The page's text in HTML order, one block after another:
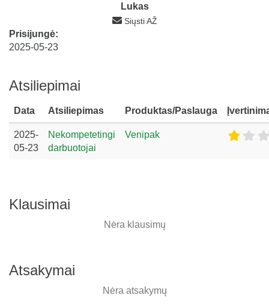
Lukas
Siųsti AŽ
Prisijungė:
2025-05-23
Atsiliepimai
Data Atsiliepimas Produktas/Paslauga
2025-
05-23
Nekompetetingi
darbuotojai
Venipak
Klausimai
Nėra klausimų
Atsakymai
Nėra atsakymų